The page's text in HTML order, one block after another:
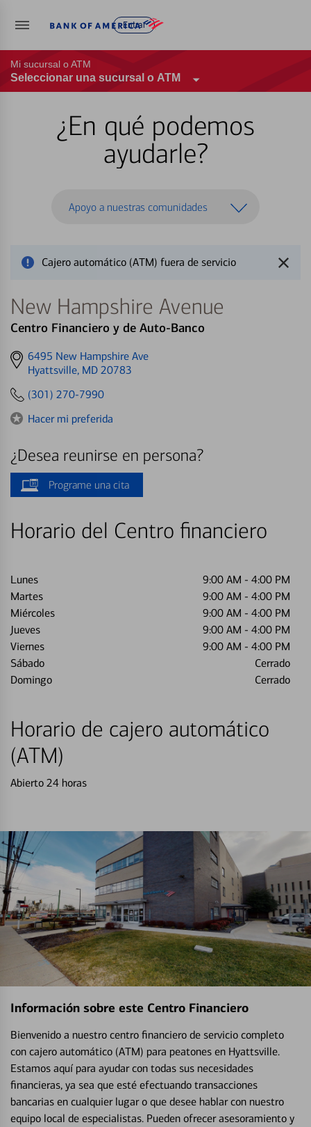
Entrar
Mi sucursal o ATM
Seleccionar una sucursal o ATM
¿En qué podemos
ayudarle?
Apoyo a nuestras comunidades
Cajero automático (ATM) fuera de servicio
New Hampshire Avenue
Centro Financiero y de Auto-Banco
Get
directions
6495 New Hampshire Ave
Hyattsville, MD 20783
(301) 270-7990
Hacer mi preferida
¿Desea reunirse en persona?
Programe una cita
Horario del Centro financiero
Lunes 9:00 AM - 4:00 PM
Martes
9:00 AM - 4:00 PM
Miércoles
9:00 AM - 4:00 PM
Jueves
9:00 AM - 4:00 PM
Viernes
9:00 AM - 4:00 PM
Sábado
Cerrado
Domingo
Cerrado
Horario de cajero automático
(ATM)
Abierto 24 horas
Información sobre este Centro Financiero
Bienvenido a nuestro centro financiero de servicio completo
con cajero automático (ATM) para peatones en Hyattsville.
Estamos aquí para ayudar con todas sus necesidades
financieras, ya sea que esté efectuando transacciones
bancarias en cualquier lugar o que desee hablar con nuestro
equipo local de especialistas. Pueden ofrecer asesoramiento y